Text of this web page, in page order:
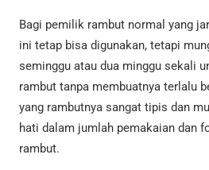
Bagi pemilik rambut normal yang
ini tetap bisa digunakan, tetapi
seminggu atau dua minggu sekali
rambut tanpa membuatnya terlalu
yang rambutnya sangat tipis dan
hati dalam jumlah pemakaian dan
rambut.